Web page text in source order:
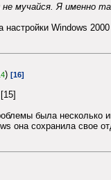
мучайся. Я именно
настройки Windows 2000
) [16]
была несколько
она сохранила свое